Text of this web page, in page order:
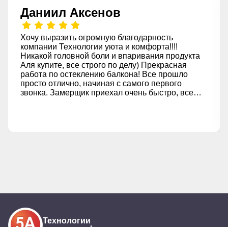
Даниил Аксенов
Хочу выразить огромную благодарность
компании Технологии уюта и комфорта!!!!
Никакой головной боли и впаривания продукта
Аля купите, все строго по делу) Прекрасная
работа по остеклению балкона! Все прошло
просто отлично, начиная с самого первого
звонка. Замерщик приехал очень быстро, все
который радует глаз. Всем советую эту
Технологии